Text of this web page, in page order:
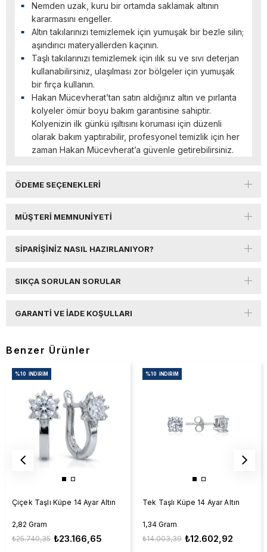
Nemden uzak, kuru bir ortamda saklamak altının
kararmasını engeller.
Altın takılarınızı temizlemek için yumuşak bir bezle silin;
aşındırıcı materyallerden kaçının.
Taşlı takılarınızı temizlemek için ılık su ve sıvı deterjan
kullanabilirsiniz, ulaşılması zor bölgeler için yumuşak
bir fırça kullanın.
Hakan Mücevherat’tan satın aldığınız altın ve pırlanta
kolyeler ömür boyu bakım garantisine sahiptir.
Kolyenizin ilk günkü ışıltısını koruması için düzenli
olarak bakım yaptırabilir, profesyonel temizlik için her
zaman Hakan Mücevherat’a güvenle getirebilirsiniz.
ÖDEME SEÇENEKLERI
MÜŞTERI MEMNUNIYETI
SIPARIŞINIZ NASIL HAZIRLANIYOR?
SIKÇA SORULAN SORULAR
GARANTI VE İADE KOŞULLARI
Benzer Ürünler
Çiçek Taşlı Küpe 14 Ayar Altın
2,82 Gram
₺23.166,65
₺25.740,35
%10 İNDIRIM
Tek Taşlı Küpe 14 Ayar Altın
1,34 Gram
₺12.602,92
₺14.003,39
%10 İNDIRIM